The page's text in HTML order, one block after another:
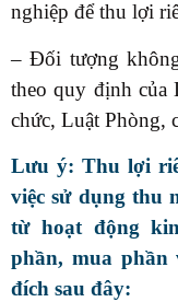
nghiệp để thu lợi
– Đối tượng
theo quy định của
chức, Luật Phòng,
Lưu ý: Thu lợi
việc sử dụng thu
từ hoạt động
phần, mua phần
đích sau đây: